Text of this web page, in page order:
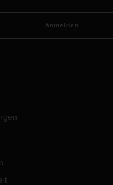
Bangladesh-Ceylon
in den Nahen Osten.
Anmelden